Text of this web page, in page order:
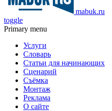
mabuk.ru
toggle
Primary menu
Услуги
Словарь
Статьи для начинающих
Сценарий
Съёмка
Монтаж
Реклама
О сайте